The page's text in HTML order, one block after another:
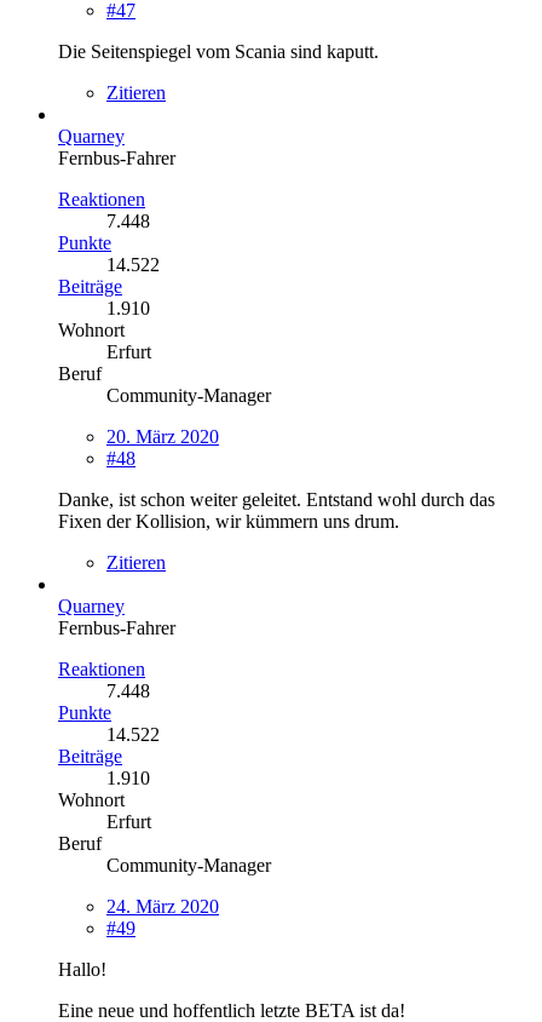
#47
Die Seitenspiegel vom Scania sind kaputt.
Zitieren
Quarney
Fernbus-Fahrer
Reaktionen
7.448
Punkte
14.522
Beiträge
1.910
Wohnort
Erfurt
Beruf
Community-Manager
20. März 2020
#48
Danke, ist schon weiter geleitet. Entstand wohl durch das
Fixen der Kollision, wir kümmern uns drum.
Zitieren
Quarney
Fernbus-Fahrer
Reaktionen
7.448
Punkte
14.522
Beiträge
1.910
Wohnort
Erfurt
Beruf
Community-Manager
24. März 2020
#49
Hallo!
Eine neue und hoffentlich letzte BETA ist da!